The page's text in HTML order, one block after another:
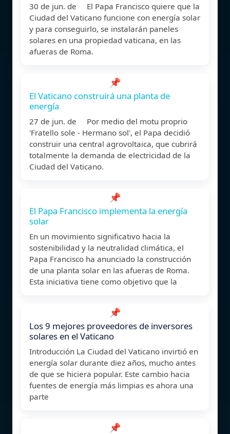
30 de jun. de El Papa Francisco quiere que la
Ciudad del Vaticano funcione con energía solar
y para conseguirlo, se instalarán paneles
solares en una propiedad vaticana, en las
afueras de Roma.
📌
El Vaticano construirá una planta de
energía
27 de jun. de Por medio del motu proprio
'Fratello sole - Hermano sol', el Papa decidió
construir una central agrovoltaica, que cubrirá
totalmente la demanda de electricidad de la
Ciudad del Vaticano.
📌
El Papa Francisco implementa la energía
solar
En un movimiento significativo hacia la
sostenibilidad y la neutralidad climática, el
Papa Francisco ha anunciado la construcción
de una planta solar en las afueras de Roma.
Esta iniciativa tiene como objetivo que la
📌
Los 9 mejores proveedores de inversores
solares en el Vaticano
Introducción La Ciudad del Vaticano invirtió en
energía solar durante diez años, mucho antes
de que se hiciera popular. Este cambio hacia
fuentes de energía más limpias es ahora una
parte
📌